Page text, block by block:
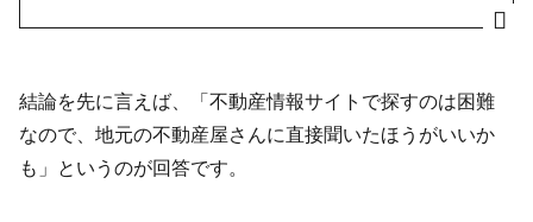
結論を先に言えば、「不動産情報サイトで探すのは困難
なので、地元の不動産屋さんに直接聞いたほうがいいか
も」というのが回答です。